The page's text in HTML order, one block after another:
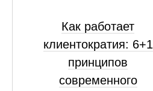
Как работает
клиентократия: 6+1
принципов
современного